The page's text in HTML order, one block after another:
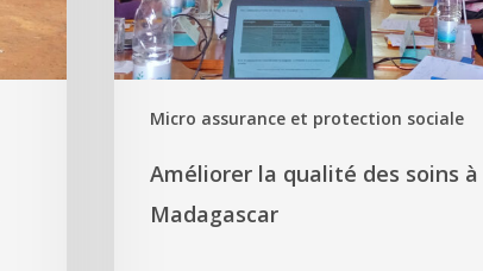
Micro assurance et protection sociale
Améliorer la qualité des soins à
Madagascar